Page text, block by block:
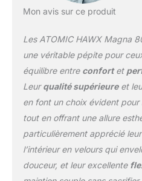
aux
des
tant
Mon avis sur ce produit
Les ATOMIC HAWX Magna
une véritable pépite pour
équilibre entre confortet
Leurqualité supérieureet
en font un choix évident pour
tout en offrant une allure
particulièrement apprécié leur
l’intérieur en velours qui
douceur, et leur excellente